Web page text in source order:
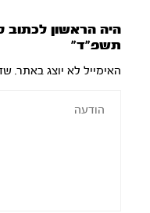
היה הראשון
תשפ”ד”
האימייל לא יוצג באתר.